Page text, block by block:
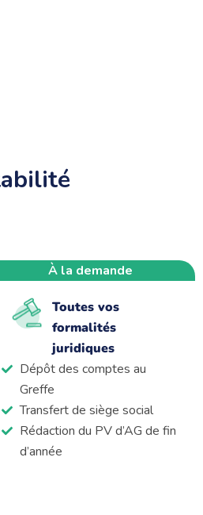
À la demande
Toutes vos
formalités
juridiques
Dépôt des comptes au
Greffe
Transfert de siège social
Rédaction du PV d’AG de fin
d’année